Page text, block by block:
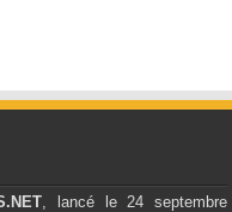
, lancé le 24 septembre